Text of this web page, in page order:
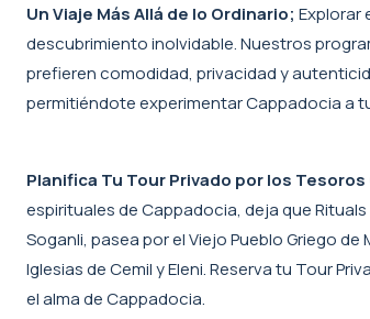
Un Viaje Más Allá de lo Ordinario; Explorar
descubrimiento inolvidable. Nuestros
prefieren comodidad, privacidad y
permitiéndote experimentar Cappadocia a
Planifica Tu Tour Privado por los
espirituales de Cappadocia, deja que
Soganli, pasea por el Viejo Pueblo Griego
Iglesias de Cemil y Eleni. Reserva tu Tour
el alma de Cappadocia.